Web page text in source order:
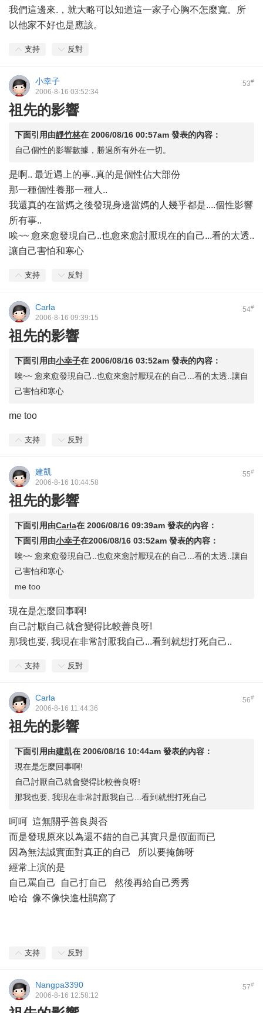
我們這邊來.，就大略可以知道這一家子心胸不怎麼寬。所
以他家不好也是應該。
支持 反對
53#
小幸子
2006-8-16 03:52:34
祖先的影響
下面引用由靜竹林在 2006/08/16 00:57am 發表的內容：
自己個性的影響數據，勝過所有外在一切。
是啊.. 最近遇上的事..真的是個性佔大部份
那一種個性養那一種人..
我還真的在當媽之後發現身邊當媽的人幾乎都是....個性影響
所有事..
唉~~ 愈來愈發現自己..也愈來愈討厭現在的自己...看的太透..
讓自己害怕和寒心
支持 反對
54#
Carla
2006-8-16 09:39:15
祖先的影響
下面引用由小幸子在 2006/08/16 03:52am 發表的內容：
唉~~ 愈來愈發現自己..也愈來愈討厭現在的自己...看的太透..讓自
己害怕和寒心
me too
支持 反對
55#
建凱
2006-8-16 10:44:58
祖先的影響
下面引用由Carla在 2006/08/16 09:39am 發表的內容：
下面引用由小幸子在2006/08/16 03:52am 發表的內容：
唉~~ 愈來愈發現自己..也愈來愈討厭現在的自己...看的太透..讓自
己害怕和寒心
me too
現在是怎麼回事啊!
自己討厭自己就會變得比較善良呀!
那我也要, 我現在非常討厭我自己...看到就想打死自己..
支持 反對
56#
Carla
2006-8-16 11:44:36
祖先的影響
下面引用由建凱在 2006/08/16 10:44am 發表的內容：
現在是怎麼回事啊!
自己討厭自己就會變得比較善良呀!
那我也要, 我現在非常討厭我自己...看到就想打死自己
呵呵 這無關乎善良與否
而是發現原來以為還不錯的自己其實只是假面而已
因為無法誠實面對真正的自己 所以要掩飾呀
經常上演的是
自己罵自己 自己打自己 然後再給自己秀秀
哈哈 像不像快進杜鵑窩了
支持 反對
57#
Nangpa3390
2006-8-16 12:58:12